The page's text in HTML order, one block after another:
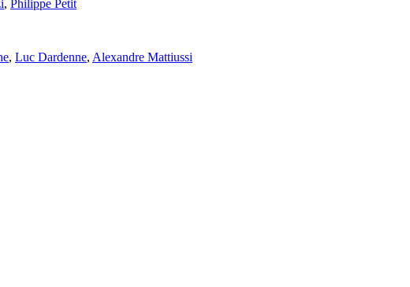
, Philippe Petit
, Luc Dardenne, Alexandre Mattiussi